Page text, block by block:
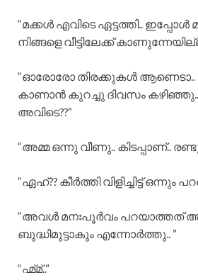
“മക്കൾ എവിടെ ഏട്ടത്തി.. ഇപ്പോൾ
നിങ്ങളെ വീട്ടിലേക്ക്
“ഓരോരോ തിരക്കുകൾ ആണെടാ..
കാണാൻ കുറച്ചു ദിവസം
അവിടെ??”
“അമ്മ ഒന്നു വീണു.. കിടപ്പാണ്.. രണ്ടു
“ഏഹ്?? കീർത്തി വിളിച്ചിട്ട് ഒന്നും
“അവൾ മനഃപൂർവം പറയാത്തത്
ബുദ്ധിമുട്ടാകും എന്നോർത്തു.. ”
“ഹ്മ്മ്..”